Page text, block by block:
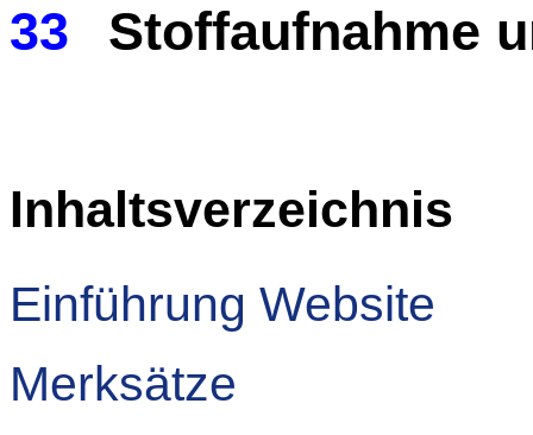
33 Stoffaufnahme
Inhaltsverzeichnis
Einführung Website
Merksätze